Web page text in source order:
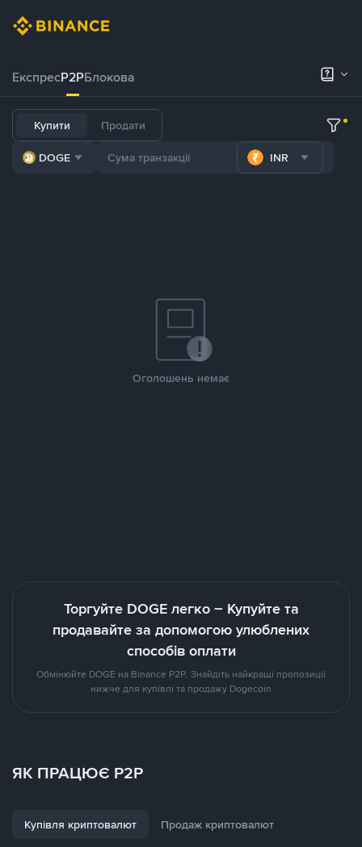
ЕкспресP2PБлокова
Купити Продати
DOGE INR
Оголошень немає
Торгуйте DOGE легко – Купуйте та
продавайте за допомогою улюблених
способів оплати
Обмінюйте DOGE на Binance P2P. Знайдіть найкращі пропозиції
нижче для купівлі та продажу Dogecoin
ЯК ПРАЦЮЄ P2P
Купівля криптовалют Продаж криптовалют